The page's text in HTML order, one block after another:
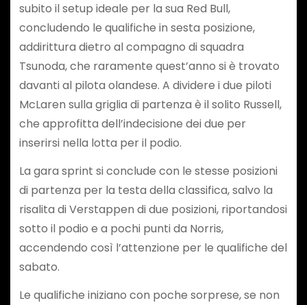
subito il setup ideale per la sua Red Bull,
concludendo le qualifiche in sesta posizione,
addirittura dietro al compagno di squadra
Tsunoda, che raramente quest’anno si è trovato
davanti al pilota olandese. A dividere i due piloti
McLaren sulla griglia di partenza è il solito Russell,
che approfitta dell’indecisione dei due per
inserirsi nella lotta per il podio.
La gara sprint si conclude con le stesse posizioni
di partenza per la testa della classifica, salvo la
risalita di Verstappen di due posizioni, riportandosi
sotto il podio e a pochi punti da Norris,
accendendo così l’attenzione per le qualifiche del
sabato.
Le qualifiche iniziano con poche sorprese, se non